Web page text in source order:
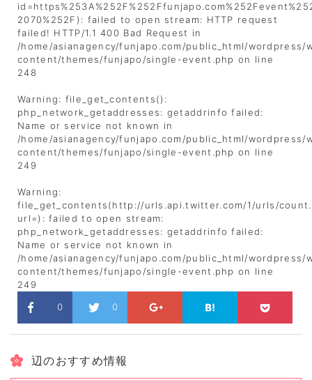
2070%252F): failed to open stream: HTTP request
failed! HTTP/1.1 400 Bad Request in
/home/asianagency/funjapo.com/public_html/wordpress/
content/themes/funjapo/single-event.php on line
248
Warning: file_get_contents():
php_network_getaddresses: getaddrinfo failed:
Name or service not known in
/home/asianagency/funjapo.com/public_html/wordpress/
content/themes/funjapo/single-event.php on line
249
Warning:
file_get_contents(http://urls.api.twitter.com/1/urls/
url=): failed to open stream:
php_network_getaddresses: getaddrinfo failed:
Name or service not known in
/home/asianagency/funjapo.com/public_html/wordpress/
content/themes/funjapo/single-event.php on line
249
0
0
辺のおすすめ情報